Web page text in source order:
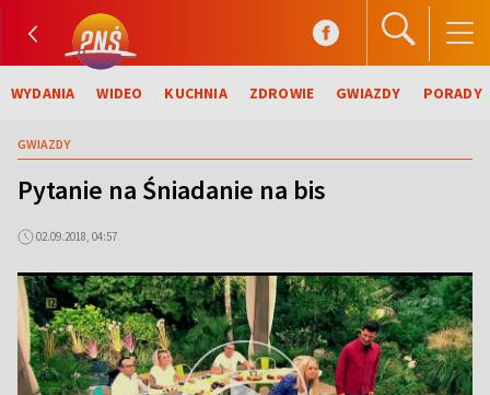
WYDANIA WIDEO KUCHNIA ZDROWIE GWIAZDY PORADY
GWIAZDY
Pytanie na Śniadanie na bis
02.09.2018, 04:57